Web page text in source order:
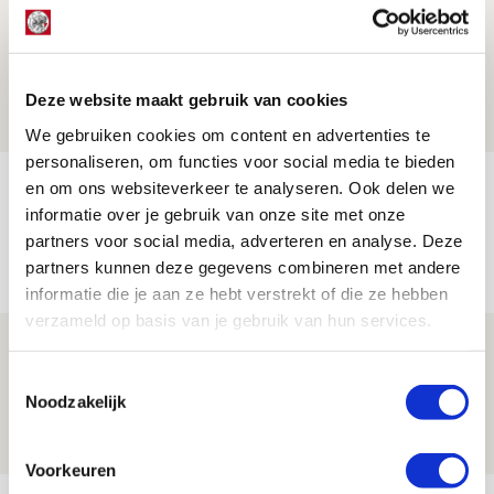
Deze website maakt gebruik van cookies
We gebruiken cookies om content en advertenties te
personaliseren, om functies voor social media te bieden
en om ons websiteverkeer te analyseren. Ook delen we
informatie over je gebruik van onze site met onze
partners voor social media, adverteren en analyse. Deze
partners kunnen deze gegevens combineren met andere
informatie die je aan ze hebt verstrekt of die ze hebben
verzameld op basis van je gebruik van hun services.
Noodzakelijk
Voorkeuren
Drie dingen die je moet weten over PEC
Zwolle - Ajax
08 AUGUSTUS 2026 - 12:32
Míchels elf: met welke formatie begin
jij aan nieuw eredivisieseizoen?
08 AUGUSTUS 2026 - 11:34
NIEUWS
Spelen bij Jong Ajax of Ajax 1? Dat
08 AUGUSTUS 2026 - 10:04